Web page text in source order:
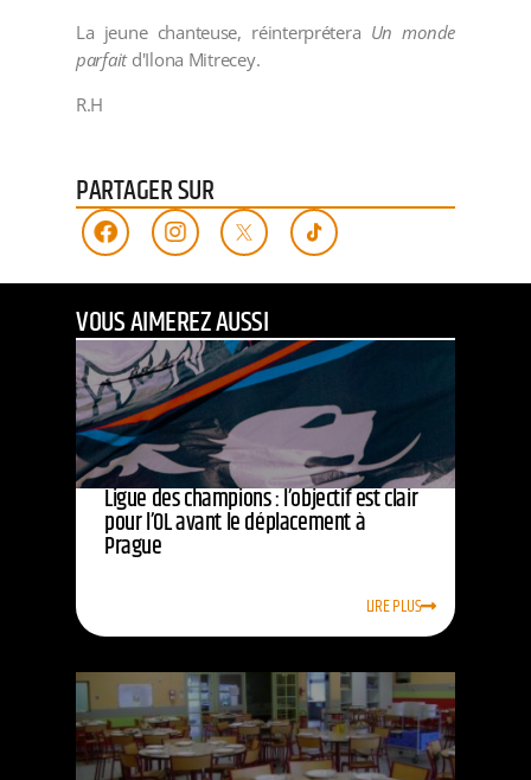
La jeune chanteuse, réinterprétera Un monde
parfaitd'Ilona Mitrecey.
R.H
PARTAGER SUR
VOUS AIMEREZ AUSSI
Ligue des champions : l’objectif est clair
pour l’OL avant le déplacement à
Prague
LIRE PLUS